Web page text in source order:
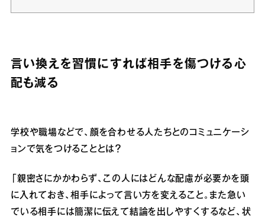
言い換えを習慣にすれば相手を傷つける心
配も減る
学校や職場などで、顔を合わせる人たちとのコミュニケーシ
ョンで気をつけることとは？
「親密さにかかわらず、この人にはどんな配慮が必要かを頭
に入れておき、相手によって言い方を変えること。また急い
でいる相手には簡潔に伝えて結論を出しやすくするなど、状